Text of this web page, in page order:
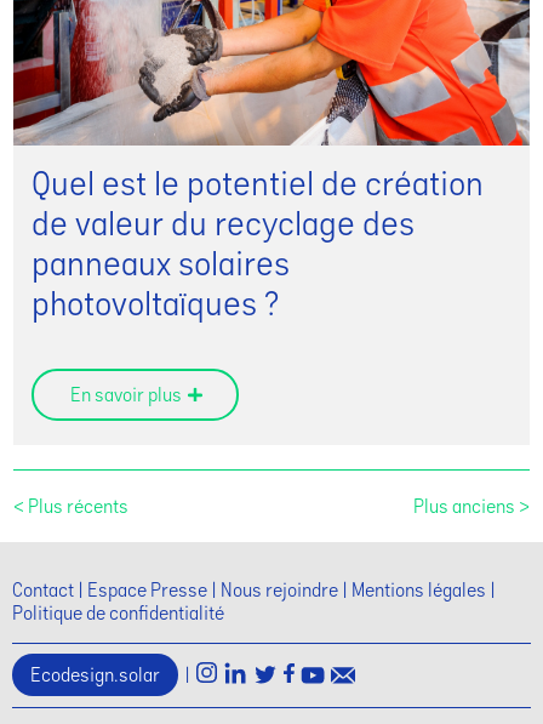
Quel est le potentiel de création
de valeur du recyclage des
panneaux solaires
photovoltaïques ?
En savoir plus
< Plus récents Plus anciens >
Contact Espace Presse Nous rejoindre
Mentions légales
Politique de confidentialité
Ecodesign.solar